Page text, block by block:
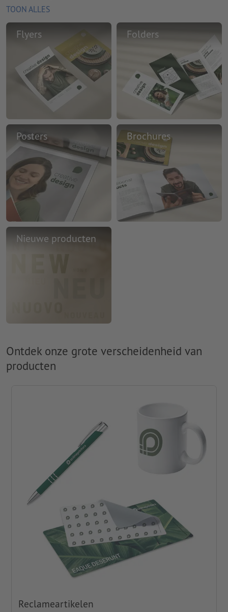
TOON ALLES
Flyers Folders
Posters Brochures
Nieuwe producten
Ontdek onze grote verscheidenheid van
producten
Reclameartikelen